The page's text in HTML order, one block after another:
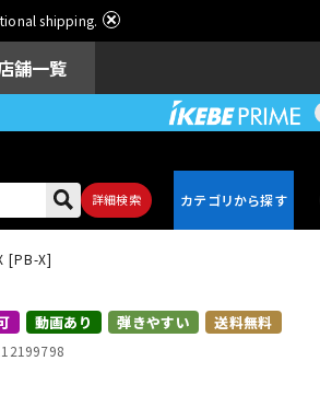
shipping.
舗一覧
詳細検索
ドラム ン
[PB-X]
動画あり 弾きやすい 送料無料